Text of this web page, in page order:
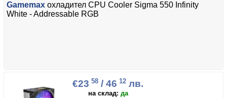
Gamemax охладител CPU Cooler Sigma 550 Infinity
White - Addressable RGB
€23 58 / 46 12 лв.
на склад: да